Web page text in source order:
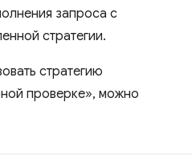
запроса с
стратегии.
стратегию
проверке», можно